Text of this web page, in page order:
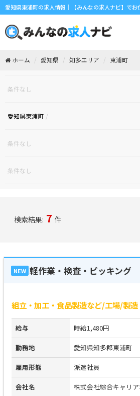
愛知県東浦町の求人情報｜【みんなの求人ナビ】でお
ホーム 愛知県 知多エリア 東浦町
条件なし
愛知県東浦町
条件なし
条件なし
検索結果: 7 件
NEW 軽作業・検査・ピッキング
組立・加工・食品製造など/工場/製造
給与 時給1,480円
勤務地 愛知県知多郡東浦町
雇用形態 派遣社員
会社名 株式会社綜合キャリ